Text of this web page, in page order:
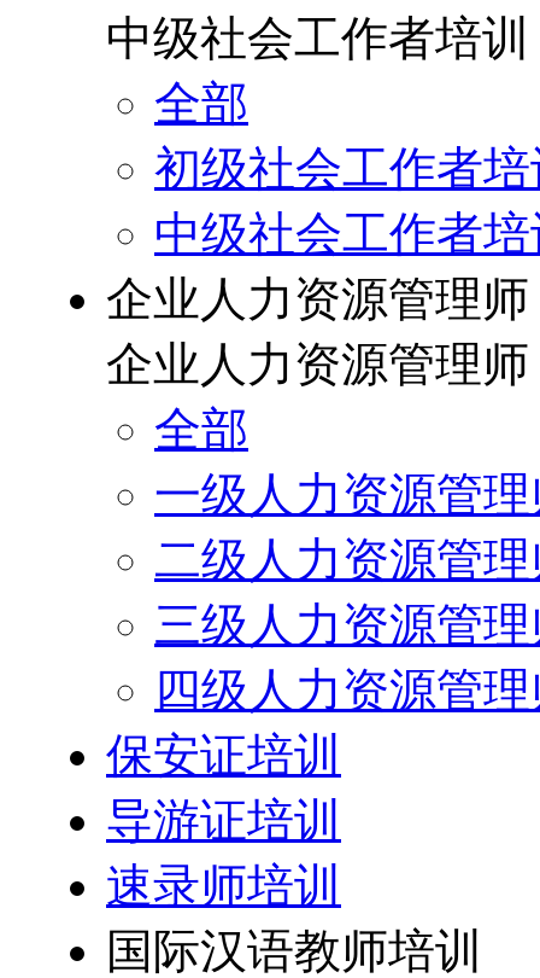
中级社会工作者培训
全部
初级社会工作者
中级社会工作者
企业人力资源管理师
企业人力资源管理师
全部
一级人力资源管
二级人力资源管
三级人力资源管
四级人力资源管
保安证培训
导游证培训
速录师培训
国际汉语教师培训